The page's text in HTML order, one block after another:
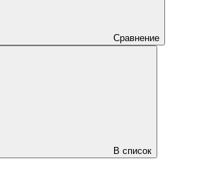
Сравнение
В список